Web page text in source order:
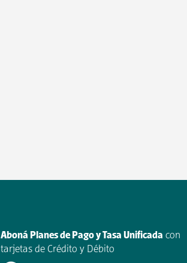
Aboná Planes de Pago y Tasa Unificada con
tarjetas de Crédito y Débito